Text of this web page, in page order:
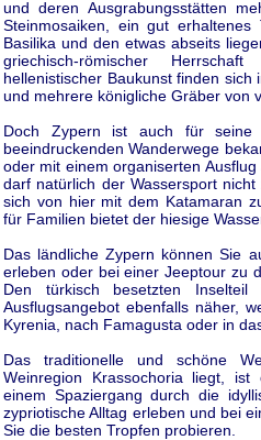
und deren Ausgrabungsstätten
Steinmosaiken, ein gut
Basilika und den etwas abseits
griechisch-römischer
hellenistischer Baukunst finden
und mehrere königliche Gräber von
Doch Zypern ist auch für seine
beeindruckenden Wanderwege
oder mit einem organiserten
darf natürlich der Wassersport
sich von hier mit dem Katamaran
für Familien bietet der hiesige
Das ländliche Zypern können Sie
erleben oder bei einer Jeeptour zu
Den türkisch besetzten
Ausflugsangebot ebenfalls näher,
Kyrenia, nach Famagusta oder in
Das traditionelle und schöne
Weinregion Krassochoria liegt,
einem Spaziergang durch die
zypriotische Alltag erleben und bei
Sie die besten Tropfen probieren.